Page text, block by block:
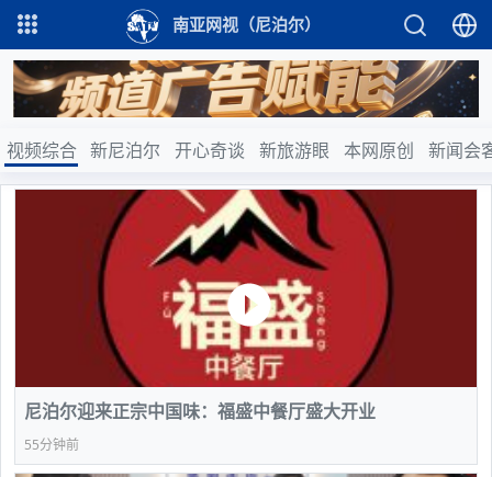
南亚网视（尼泊尔）
视频综合 新尼泊尔 开心奇谈 新旅游眼 本网原创 新闻会
尼泊尔迎来正宗中国味：福盛中餐厅盛大开业
55分钟前